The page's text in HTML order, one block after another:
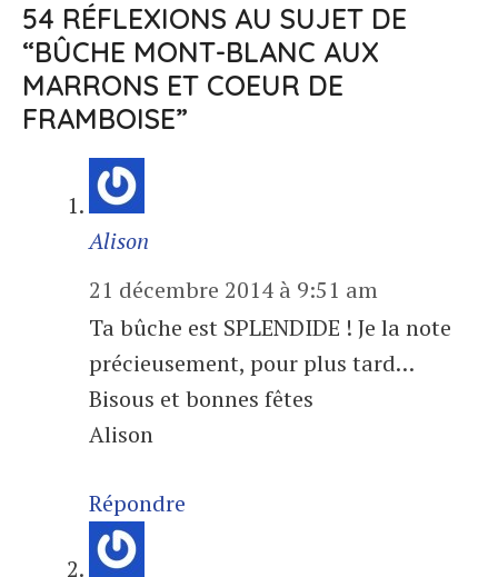
54 RÉFLEXIONS AU SUJET DE
“BÛCHE MONT-BLANC AUX
MARRONS ET COEUR DE
FRAMBOISE”
Alison
21 décembre 2014 à 9:51 am
Ta bûche est SPLENDIDE ! Je la note
précieusement, pour plus tard…
Bisous et bonnes fêtes
Alison
Répondre